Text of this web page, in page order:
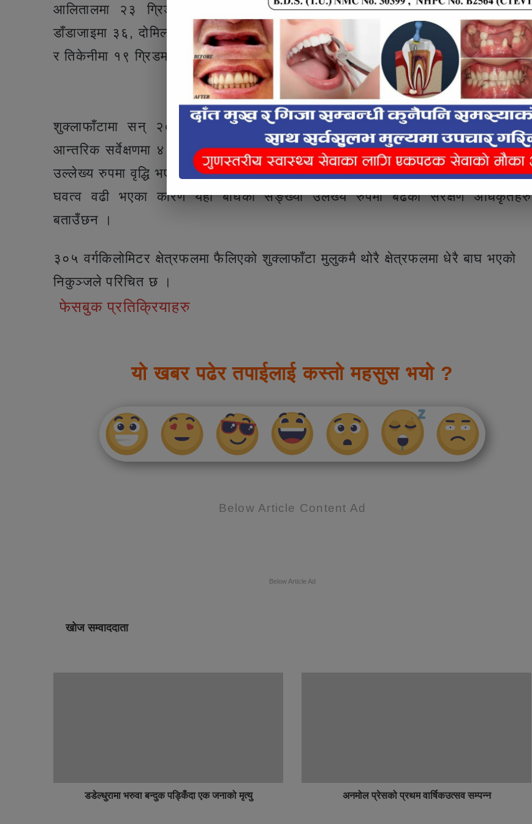
आलितालमा २३ ग्रिड, शुक्लाफाँटाको बनखेडामा २३, वेदकोटमा २१, चिर्किट्टेमा १९,
डाँडाजाइमा ३६, दोमिल्लामा ३१, कालिकिचमा २६, कुवा डाँडामा २३, नौलामा १६, शुक्लामा २३
र तिकेनीमा १९ ग्रिडमा क्यामेरा जडान गरिएको छ ।
Article inline ad #2
शुक्लाफाँटामा सन् २०२२ को राष्ट्रिय गणनाअनुसार ३६ वटा बाघ रहेकोमा निकुञ्जको
आन्तरिक सर्वेक्षणमा ४३ वटा बाघ छन् । पछिल्लो समय राष्ट्रिय निकुञ्जमा बाघको सङ्ख्यामा
उल्लेख्य रुपमा वृद्धि भएको छ । थोरै क्षेत्रफल भए पनि शुक्लाफाँटामा बाघको आहारा प्रजातिको
घवत्व वढी भएका कारण यहाँ बाघको सङ्ख्या उलेख्य रुपमा बढेको संरक्षण अधिकृतहरु
बताउँछन ।
३०५ वर्गकिलोमिटर क्षेत्रफलमा फैलिएको शुक्लाफाँटा मुलुकमै थोरै क्षेत्रफलमा धेरै बाघ भएको
निकुञ्जले परिचित छ ।
फेसबुक प्रतिक्रियाहरु
यो खबर पढेर तपाईलाई कस्तो महसुस भयो ?
Below Article Content Ad
Below Article Ad
खोज सम्वाददाता
डडेल्धुरामा भरुवा बन्दुक पड्किँदा एक जनाको मृत्यु अनमोल प्रेसको प्रथम वार्षिकउत्सव सम्पन्न